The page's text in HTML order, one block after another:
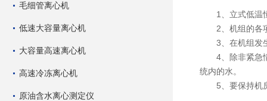
毛细管离心机
低速大容量离心机
大容量高速离心机
高速冷冻离心机
原油含水离心测定仪
1、立式低温恒
2、机组的各项
3、在机组发生
4、除非紧急情
统内的水。
5、要保持机房